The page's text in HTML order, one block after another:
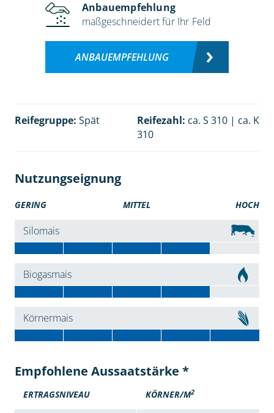
Anbauempfehlung
maßgeschneidert für Ihr Feld
ANBAUEMPFEHLUNG
Reifegruppe: Spät Reifezahl: ca. S 310 | ca. K
310
Nutzungseignung
GERING MITTEL HOCH
Silomais
Biogasmais
Körnermais
Empfohlene Aussaatstärke *
ERTRAGSNIVEAU KÖRNER/M2